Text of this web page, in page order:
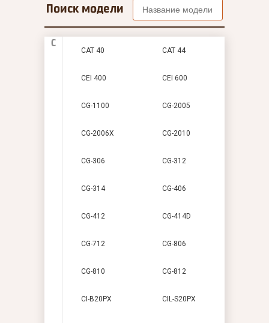
Поиск модели
C
CAT 40 CAT 44
CEI 400 CEI 600
CG-1100 CG-2005
CG-2006X CG-2010
CG-306 CG-312
CG-314 CG-406
CG-412 CG-414D
CG-712 CG-806
CG-810 CG-812
CI-B20PX CIL-S20PX